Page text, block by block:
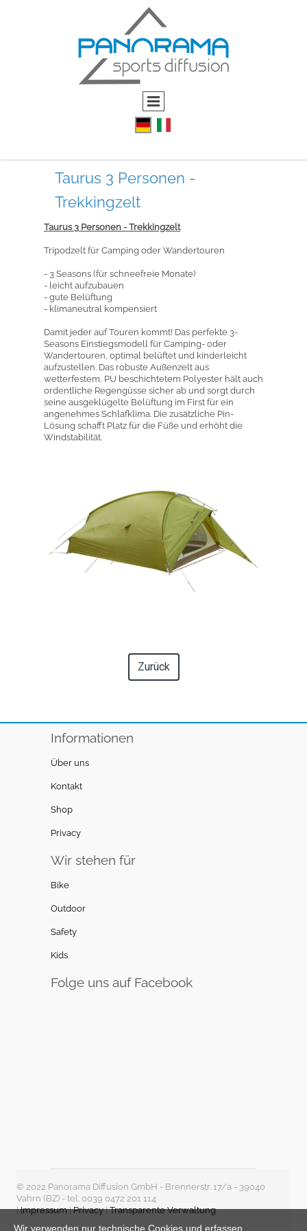
Taurus 3 Personen -
Trekkingzelt
Taurus 3 Personen - Trekkingzelt
Tripodzelt für Camping oder Wandertouren
- 3 Seasons (für schneefreie Monate)
- leicht aufzubauen
- gute Belüftung
- klimaneutral kompensiert
Damit jeder auf Touren kommt! Das perfekte 3-
Seasons Einstiegsmodell für Camping- oder
Wandertouren, optimal belüftet und kinderleicht
aufzustellen. Das robuste Außenzelt aus
wetterfestem, PU beschichtetem Polyester hält auch
ordentliche Regengüsse sicher ab und sorgt durch
seine ausgeklügelte Belüftung im First für ein
angenehmes Schlafklima. Die zusätzliche Pin-
Lösung schafft Platz für die Füße und erhöht die
Windstabilität.
Zurück
Informationen
Über uns
Kontakt
Shop
Privacy
Wir stehen für
Bike
Outdoor
Safety
Kids
Folge uns auf Facebook
© 2022 Panorama Diffusion GmbH - Brennerstr. 17/a - 39040
Vahrn (BZ) - tel. 0039 0472 201 114
|Impressum|Privacy|Transparente Verwaltung
Wir verwenden nur technische Cookies und erfassen